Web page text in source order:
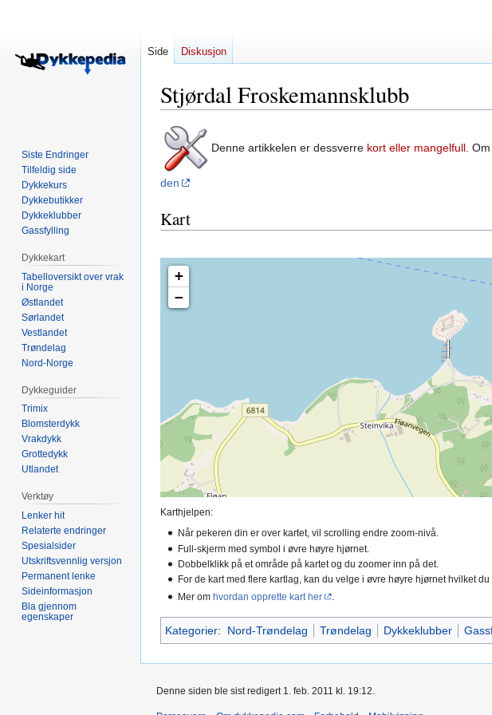
Stjørdal Froskemannsklubb
Hopp
til
navigering
Hopp
til
søk
Denne artikkelen er dessverre kort eller mangelfull .
den
Kart
+
−
Karthjelpen:
Når pekeren din er over kartet, vil scrolling endre zoom-nivå.
Full-skjerm med symbol i øvre høyre hjørnet.
Dobbelklikk på et område på kartet og du zoomer inn på det.
For de kart med flere kartlag, kan du velge i øvre høyre hjørnet hvilket du
Mer om hvordan opprette kart her
Kategorier: Nord-Trøndelag Trøndelag Dykkeklubber
Side Diskusjon
Siste Endringer
Tilfeldig side
Dykkekurs
Dykkebutikker
Dykkeklubber
Gassfylling
Dykkekart
Tabelloversikt over vrak
i Norge
Østlandet
Sørlandet
Vestlandet
Trøndelag
Nord-Norge
Dykkeguider
Trimix
Blomsterdykk
Vrakdykk
Grottedykk
Utlandet
Verktøy
Lenker hit
Relaterte endringer
Spesialsider
Utskriftsvennlig versjon
Permanent lenke
Sideinformasjon
Bla gjennom
egenskaper
Denne siden ble sist redigert 1. feb. 2011 kl. 19:12.